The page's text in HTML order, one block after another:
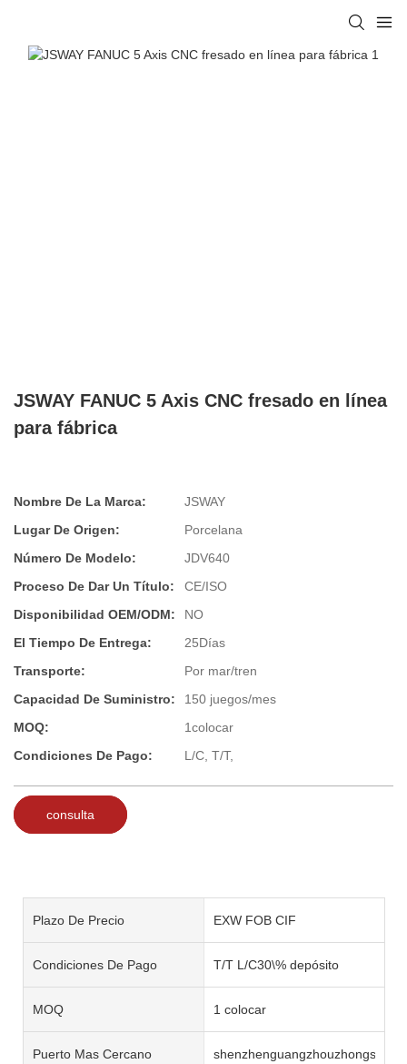
JSWAY FANUC 5 Axis CNC fresado en línea
para fábrica
Nombre De La Marca:
JSWAY
Lugar De Origen:
Porcelana
Número De Modelo:
JDV640
Proceso De Dar Un Título:
CE/ISO
Disponibilidad OEM/ODM:
NO
El Tiempo De Entrega:
25Días
Transporte:
Por mar/tren
Capacidad De Suministro:
150 juegos/mes
MOQ:
1colocar
Condiciones De Pago:
L/C, T/T,
consulta
Plazo De Precio EXW FOB CIF
Condiciones De Pago T/T L/C30\% depósito
MOQ 1 colocar
Puerto Mas Cercano shenzhenguangzhouzhongshan